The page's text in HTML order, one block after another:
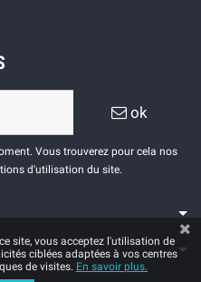
ok
Vous trouverez pour cela nos
d'utilisation du site.
site, vous acceptez l'utilisation de
ciblées adaptées à vos centres
de visites. En savoir plus.